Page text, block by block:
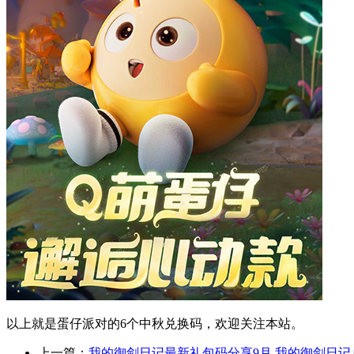
以上就是蛋仔派对的6个中秋兑换码，欢迎关注本站。